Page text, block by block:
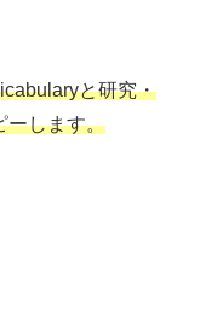
と研究・
ーします。